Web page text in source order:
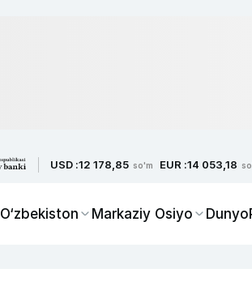
USD :12 178,85 so'm EUR :14 053,18
O‘zbekiston Markaziy Osiyo Dunyo